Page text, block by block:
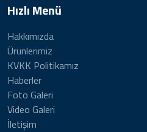
Hızlı Menü
Hakkımızda
Ürünlerimiz
KVKK Politikamız
Haberler
Foto Galeri
Video Galeri
İletişim